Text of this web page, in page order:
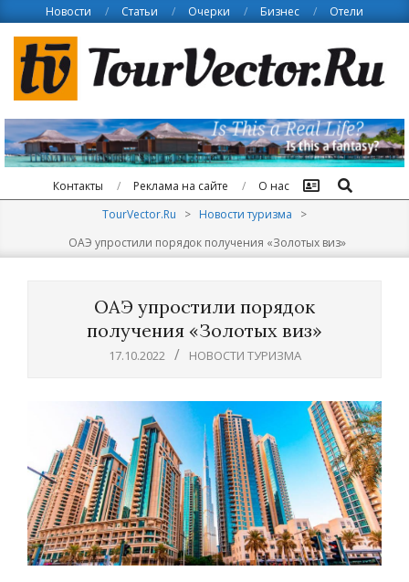
content
Новости Статьи Очерки Бизнес Отели
Контакты Реклама на сайте О нас Поиск
TourVector.Ru > Новости туризма
>
ОАЭ упростили порядок получения «Золотых виз»
ОАЭ упростили порядок
получения «Золотых виз»
17.10.2022 НОВОСТИ ТУРИЗМА